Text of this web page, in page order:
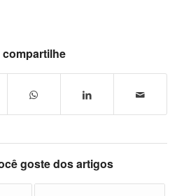
compartilhe
goste dos artigos